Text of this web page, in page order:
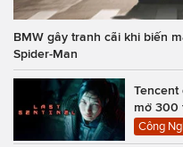
BMW gây tranh cãi khi biến
Spider-Man
Tencent
mở 300
Công